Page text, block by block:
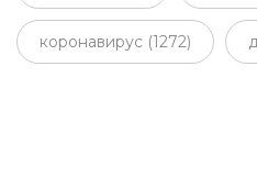
коронавирус (1272)